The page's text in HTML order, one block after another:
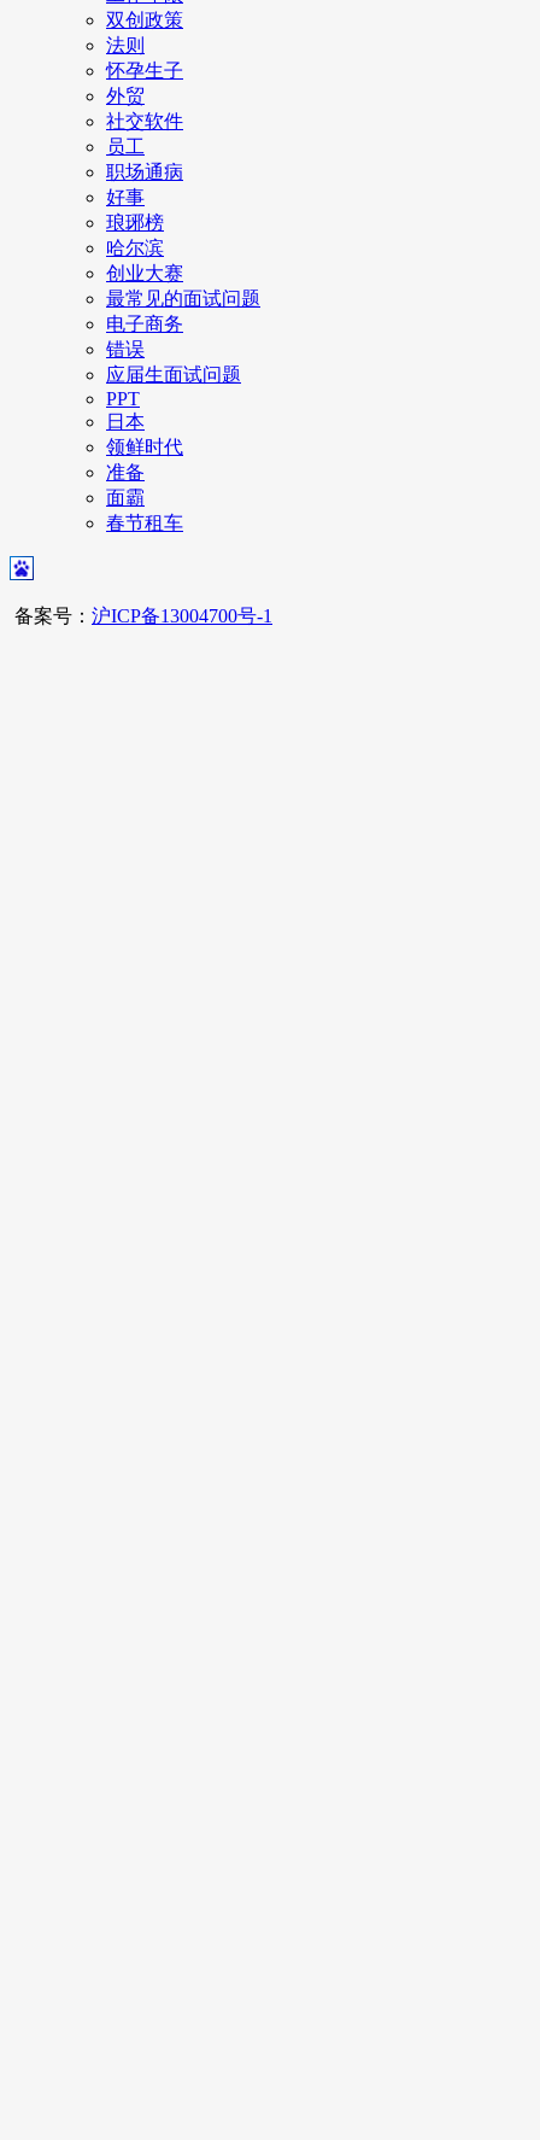
双创政策
法则
怀孕生子
外贸
社交软件
员工
职场通病
好事
琅琊榜
哈尔滨
创业大赛
最常见的面试问题
电子商务
错误
应届生面试问题
PPT
日本
领鲜时代
准备
面霸
春节租车
备案号： 沪ICP备13004700号-1